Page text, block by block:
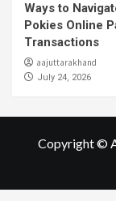
Ways to
Pokies Online
Transactions
aajuttarakhand
July 24, 2026
Copyright ©